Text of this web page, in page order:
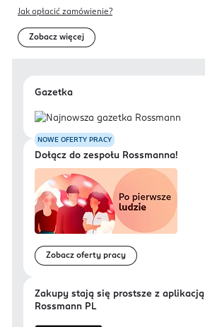
Jak opłacić zamówienie?
Zobacz więcej
Gazetka
NOWE OFERTY PRACY
Dołącz do zespołu Rossmanna!
Zobacz oferty pracy
Zakupy stają się prostsze z aplikacją
Rossmann PL